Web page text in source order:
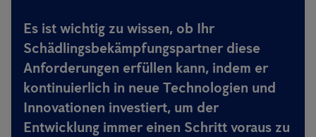
Es ist wichtig zu wissen, ob Ihr
Schädlingsbekämpfungspartner diese
Anforderungen erfüllen kann, indem er
kontinuierlich in neue Technologien und
Innovationen investiert, um der
Entwicklung immer einen Schritt voraus zu